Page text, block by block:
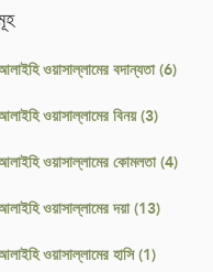
ওয়াসাল্লামের বদান্যতা (6)
ওয়াসাল্লামের বিনয় (3)
ওয়াসাল্লামের কোমলতা (4)
ওয়াসাল্লামের দয়া (13)
ওয়াসাল্লামের হাসি (1)